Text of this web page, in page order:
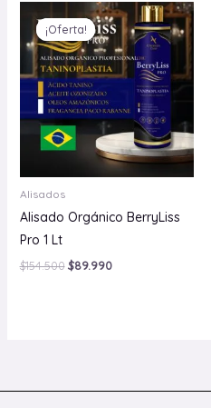
¡Oferta!
¡Oferta!
Alisados
Alisado Orgánico BerryLiss
Pro 1 Lt
$154.500
precio
original
era:
$154.500.
$89.990
El
precio
actual
es:
$89.990.